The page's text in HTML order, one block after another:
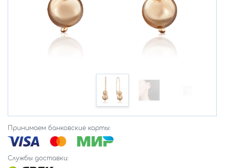
Принимаем банковские карты:
Службы доставки: